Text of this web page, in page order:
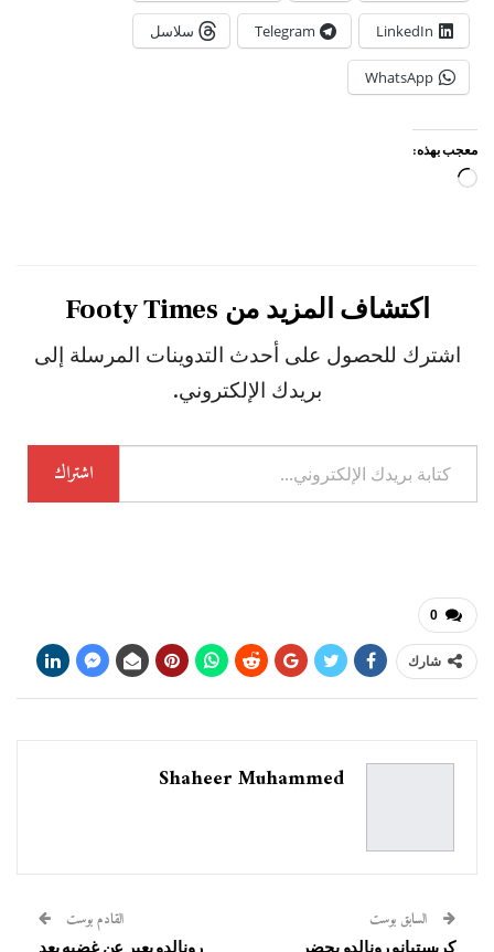
LinkedIn
Telegram سلاسل
WhatsApp
معجب بهذه:
جاري
اكتشاف المزيد من Footy Times
اشترك للحصول على أحدث التدوينات المرسلة إلى
بريدك الإلكتروني.
كتابة
بريدك
اشتراك
0
شارك
Shaheer Muhammed
السابق بوست القادم بوست